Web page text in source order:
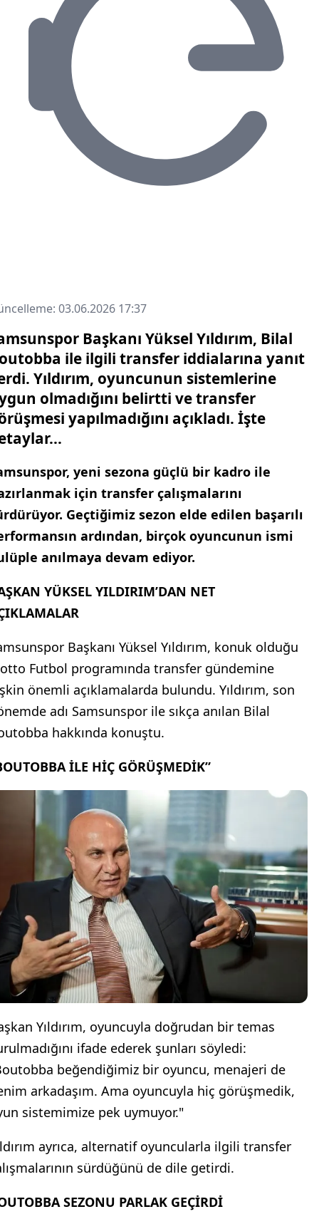
03.06.2026 17:37
Başkanı Yüksel Yıldırım, Bilal
ile ilgili transfer iddialarına yanıt
Yıldırım, oyuncunun sistemlerine
olmadığını belirtti ve transfer
yapılmadığını açıkladı. İşte
yeni sezona güçlü bir kadro ile
için transfer çalışmalarını
Geçtiğimiz sezon elde edilen başarılı
ardından, birçok oyuncunun ismi
anılmaya devam ediyor.
YÜKSEL YILDIRIM’DAN NET
Başkanı Yüksel Yıldırım, konuk olduğu
Futbol programında transfer gündemine
önemli açıklamalarda bulundu. Yıldırım, son
adı Samsunspor ile sıkça anılan Bilal
hakkında konuştu.
İLE HİÇ GÖRÜŞMEDİK”
Yıldırım, oyuncuyla doğrudan bir temas
ifade ederek şunları söyledi:
beğendiğimiz bir oyuncu, menajeri de
arkadaşım. Ama oyuncuyla hiç görüşmedik,
sistemimize pek uymuyor."
ayrıca, alternatif oyuncularla ilgili transfer
sürdüğünü de dile getirdi.
SEZONU PARLAK GEÇİRDİ